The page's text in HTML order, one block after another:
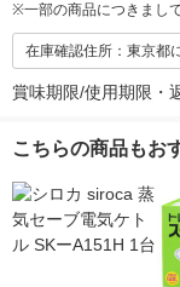
※一部の商品につきまし
在庫確認住所：東京都
賞味期限/使用期限・
こちらの商品もお